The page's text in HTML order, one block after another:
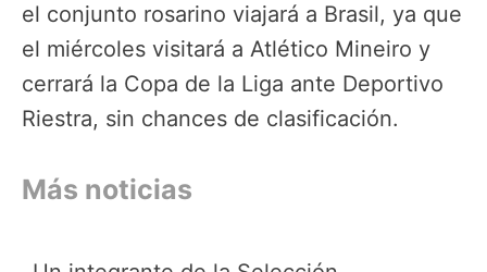
el conjunto rosarino viajará a Brasil, ya que
el miércoles visitará a Atlético Mineiro y
cerrará la Copa de la Liga ante Deportivo
Riestra, sin chances de clasificación.
Más noticias